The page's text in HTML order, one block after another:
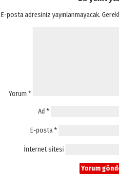
E-posta adresiniz yayınlanmayacak.
Yorum *
Ad *
E-posta*
İnternet sitesi